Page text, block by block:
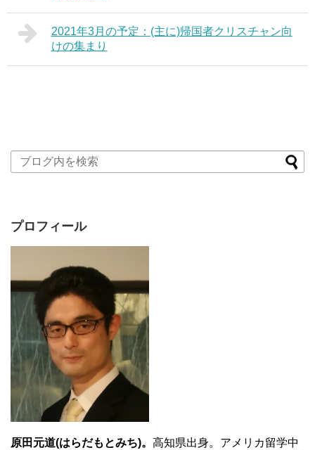
2021年3月の予定：(主に)帰国者クリスチャン向
けの集まり
プロフィール
原田元道(はらだもとみち)。 高知県出身。アメリカ留学中